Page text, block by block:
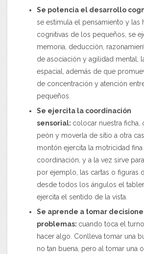
Se potencia el desarrollo
se estimula el pensamiento y las
cognitivas de los pequeños, se
memoria, deducción,
de asociación y agilidad mental,
espacial, además de que
de concentración y atención
pequeños.
Se ejercita la coordinación
sensorial: colocar nuestra ficha,
peón y moverla de sitio a otra
montón ejercita la motricidad fina
coordinación, y a la vez sirve
por ejemplo, las cartas o figuras
desde todos los ángulos el
ejercita el sentido de la vista.
Se aprende a tomar
problemas: cuando toca el
hacer algo. Conlleva tomar una
no tan buena, pero al tomar una